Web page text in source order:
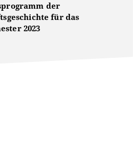
der
für das
2023